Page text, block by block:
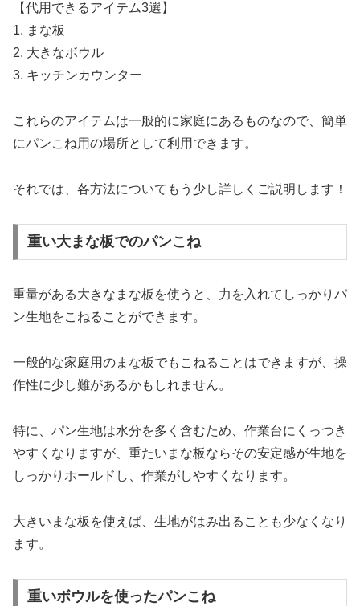
【代用できるアイテム3選】
1. まな板
2. 大きなボウル
3. キッチンカウンター
これらのアイテムは一般的に家庭にあるものなので、簡単
にパンこね用の場所として利用できます。
それでは、各方法についてもう少し詳しくご説明します！
重い大まな板でのパンこね
重量がある大きなまな板を使うと、力を入れてしっかりパ
ン生地をこねることができます。
一般的な家庭用のまな板でもこねることはできますが、操
作性に少し難があるかもしれません。
特に、パン生地は水分を多く含むため、作業台にくっつき
やすくなりますが、重たいまな板ならその安定感が生地を
しっかりホールドし、作業がしやすくなります。
大きいまな板を使えば、生地がはみ出ることも少なくなり
ます。
重いボウルを使ったパンこね